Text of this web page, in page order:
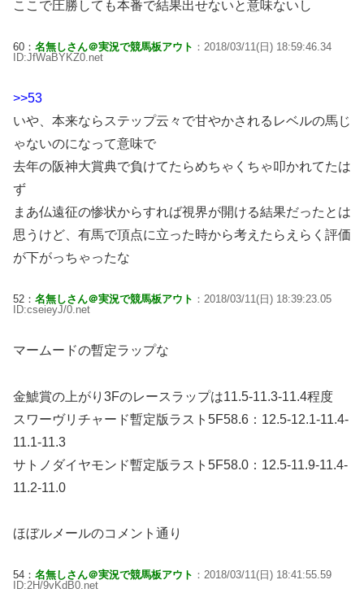
ここで圧勝しても本番で結果出せないと意味ないし
60： 名無しさん＠実況で競馬板アウト ：2018/03/11(日) 18:59:46.34
ID:JfWaBYKZ0.net
>>53
いや、本来ならステップ云々で甘やかされるレベルの馬じ
ゃないのになって意味で
去年の阪神大賞典で負けてたらめちゃくちゃ叩かれてたは
ず
まあ仏遠征の惨状からすれば視界が開ける結果だったとは
思うけど、有馬で頂点に立った時から考えたらえらく評価
が下がっちゃったな
52： 名無しさん＠実況で競馬板アウト ：2018/03/11(日) 18:39:23.05
ID:cseieyJ/0.net
マームードの暫定ラップな
金鯱賞の上がり3Fのレースラップは11.5-11.3-11.4程度
スワーヴリチャード暫定版ラスト5F58.6：12.5-12.1-11.4-
11.1-11.3
サトノダイヤモンド暫定版ラスト5F58.0：12.5-11.9-11.4-
11.2-11.0
ほぼルメールのコメント通り
54： 名無しさん＠実況で競馬板アウト ：2018/03/11(日) 18:41:55.59
ID:2H/9vKdB0.net